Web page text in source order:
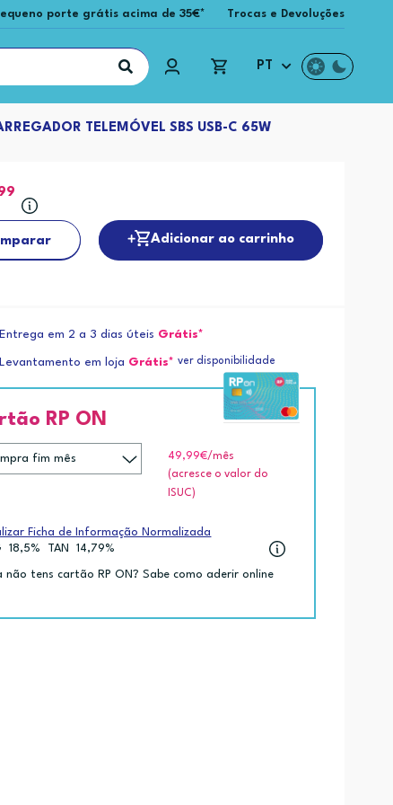
porte grátis acima de 35€* Trocas e Devoluções
PT
TELEMÓVEL SBS USB-C 65W
Adicionar ao carrinho
Entrega em 2 a 3 dias úteis Grátis*
Levantamento em loja Grátis* ver disponibilidade
RP ON
49,99€/mês
(acresce o valor do
ISUC)
Ficha de Informação Normalizada
18,5% TAN 14,79%
não tens cartão RP ON? Sabe como aderir online